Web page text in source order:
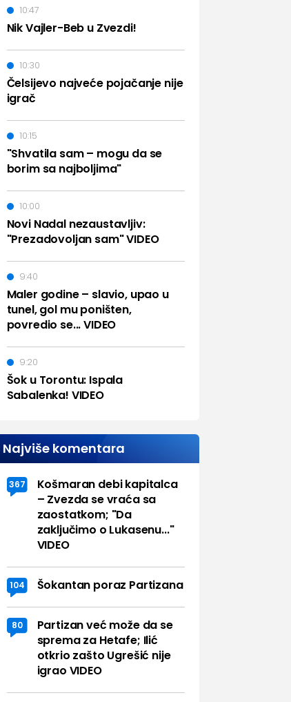
Nik Vajler-Beb u Zvezdi!
10:47
Čelsijevo najveće pojačanje nije
igrač
10:30
"Shvatila sam – mogu da se
borim sa najboljima"
10:15
Novi Nadal nezaustavljiv:
"Prezadovoljan sam" VIDEO
10:00
Maler godine – slavio, upao u
tunel, gol mu poništen,
povredio se... VIDEO
9:40
Šok u Torontu: Ispala
Sabalenka! VIDEO
9:20
Najviše komentara
367
Košmaran debi kapitalca
– Zvezda se vraća sa
zaostatkom; "Da
zaključimo o Lukasenu..."
VIDEO
104 Šokantan poraz Partizana
80
Partizan već može da se
sprema za Hetafe; Ilić
otkrio zašto Ugrešić nije
igrao VIDEO